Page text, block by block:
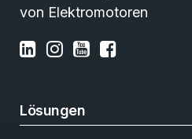
von Elektromotoren
Lösungen